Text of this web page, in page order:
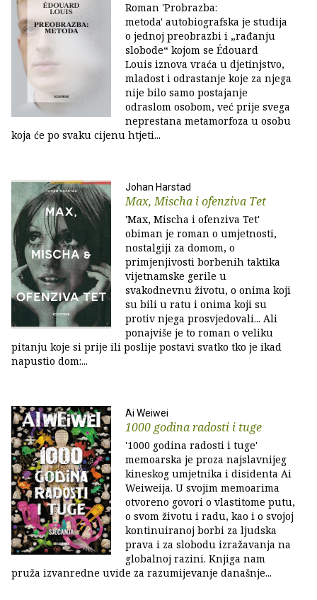
Roman 'Probrazba:
metoda' autobiografska je studija
o jednoj preobrazbi i „rađanju
slobode“ kojom se Édouard
Louis iznova vraća u djetinjstvo,
mladost i odrastanje koje za njega
nije bilo samo postajanje
odraslom osobom, već prije svega
neprestana metamorfoza u osobu
koja će po svaku cijenu htjeti...
Johan Harstad
Max, Mischa i ofenziva Tet
'Max, Mischa i ofenziva Tet'
obiman je roman o umjetnosti,
nostalgiji za domom, o
primjenjivosti borbenih taktika
vijetnamske gerile u
svakodnevnu životu, o onima koji
su bili u ratu i onima koji su
protiv njega prosvjedovali... Ali
ponajviše je to roman o veliku
pitanju koje si prije ili poslije postavi svatko tko je ikad
napustio dom:...
Ai Weiwei
1000 godina radosti i tuge
'1000 godina radosti i tuge'
memoarska je proza najslavnijeg
kineskog umjetnika i disidenta Ai
Weiweija. U svojim memoarima
otvoreno govori o vlastitome putu,
o svom životu i radu, kao i o svojoj
kontinuiranoj borbi za ljudska
prava i za slobodu izražavanja na
globalnoj razini. Knjiga nam
pruža izvanredne uvide za razumijevanje današnje...